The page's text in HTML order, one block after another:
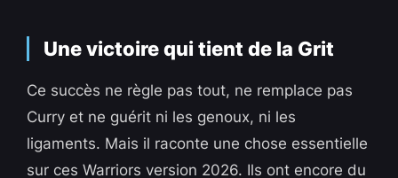
Une victoire qui tient de la Grit
Ce succès ne règle pas tout, ne remplace pas
Curry et ne guérit ni les genoux, ni les
ligaments. Mais il raconte une chose essentielle
sur ces Warriors version 2026. Ils ont encore du